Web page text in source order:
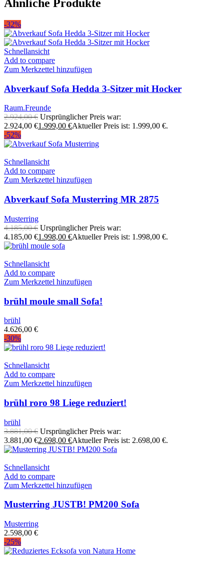
Ähnliche Produkte
-32%
Schnellansicht
Add to compare
Zum Merkzettel hinzufügen
Abverkauf Sofa Hedda 3-Sitzer mit Hocker
Raum.Freunde
2.924,00€ Ursprünglicher Preis war:
2.924,00 €1.999,00 €Aktueller Preis ist: 1.999,00 €.
-52%
Schnellansicht
Add to compare
Zum Merkzettel hinzufügen
Abverkauf Sofa Musterring MR 2875
Musterring
4.185,00€ Ursprünglicher Preis war:
4.185,00 €1.998,00 €Aktueller Preis ist: 1.998,00 €.
Schnellansicht
Add to compare
Zum Merkzettel hinzufügen
brühl moule small Sofa!
brühl
4.626,00 €
-30%
Schnellansicht
Add to compare
Zum Merkzettel hinzufügen
brühl roro 98 Liege reduziert!
brühl
3.881,00€ Ursprünglicher Preis war:
3.881,00 €2.698,00 €Aktueller Preis ist: 2.698,00 €.
Schnellansicht
Add to compare
Zum Merkzettel hinzufügen
Musterring JUSTB! PM200 Sofa
Musterring
2.598,00 €
-25%